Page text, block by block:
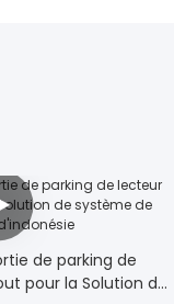
de parking de
pour la Solution de